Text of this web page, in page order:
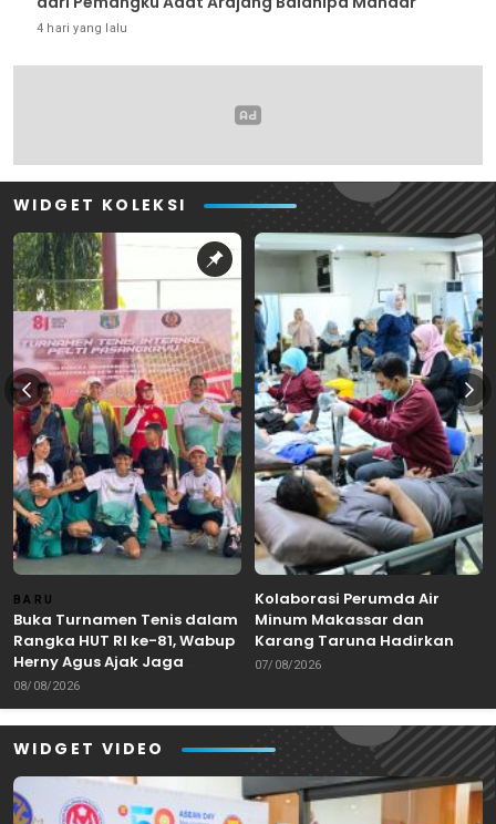
4 hari yang lalu
WIDGET KOLEKSI
BARU
Buka Turnamen Tenis dalam
Rangka HUT RI ke-81, Wabup
Herny Agus Ajak Jaga
Kebersamaan dan
Sportivitas
08/08/2026
Kolaborasi Perumda Air
Minum Makassar dan
Karang Taruna Hadirkan
Aksi Donor Darah untuk
07/08/2026
WIDGET VIDEO